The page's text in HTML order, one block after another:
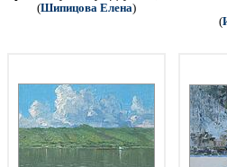
(Шипицова Елена)
(